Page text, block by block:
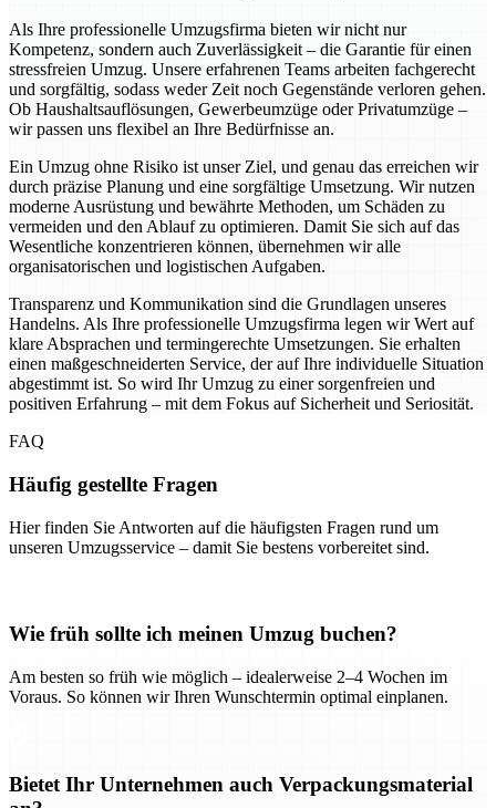
Als Ihre professionelle Umzugsfirma bieten wir nicht nur
Kompetenz, sondern auch Zuverlässigkeit – die Garantie für einen
stressfreien Umzug. Unsere erfahrenen Teams arbeiten fachgerecht
und sorgfältig, sodass weder Zeit noch Gegenstände verloren gehen.
Ob Haushaltsauflösungen, Gewerbeumzüge oder Privatumzüge –
wir passen uns flexibel an Ihre Bedürfnisse an.
Ein Umzug ohne Risiko ist unser Ziel, und genau das erreichen wir
durch präzise Planung und eine sorgfältige Umsetzung. Wir nutzen
moderne Ausrüstung und bewährte Methoden, um Schäden zu
vermeiden und den Ablauf zu optimieren. Damit Sie sich auf das
Wesentliche konzentrieren können, übernehmen wir alle
organisatorischen und logistischen Aufgaben.
Transparenz und Kommunikation sind die Grundlagen unseres
Handelns. Als Ihre professionelle Umzugsfirma legen wir Wert auf
klare Absprachen und termingerechte Umsetzungen. Sie erhalten
einen maßgeschneiderten Service, der auf Ihre individuelle Situation
abgestimmt ist. So wird Ihr Umzug zu einer sorgenfreien und
positiven Erfahrung – mit dem Fokus auf Sicherheit und Seriosität.
FAQ
Häufig gestellte Fragen
Hier finden Sie Antworten auf die häufigsten Fragen rund um
unseren Umzugsservice – damit Sie bestens vorbereitet sind.
Wie früh sollte ich meinen Umzug buchen?
Am besten so früh wie möglich – idealerweise 2–4 Wochen im
Voraus. So können wir Ihren Wunschtermin optimal einplanen.
Bietet Ihr Unternehmen auch Verpackungsmaterial